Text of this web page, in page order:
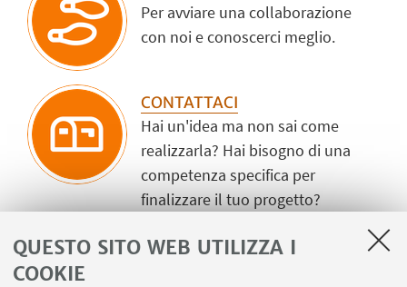
QUESTO SITO WEB UTILIZZA I
COOKIE
Per avviare una collaborazione
con noi e conoscerci meglio.
CONTATTACI
Hai un'idea ma non sai come
realizzarla? Hai bisogno di una
competenza specifica per
finalizzare il tuo progetto?
INFORMAZIONI ISTITUZIONALI